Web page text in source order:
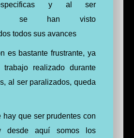
y al ser
se han visto
todos sus avances
es bastante frustrante, ya
realizado durante
al ser paralizados, queda
hay que ser prudentes con
desde aquí somos los